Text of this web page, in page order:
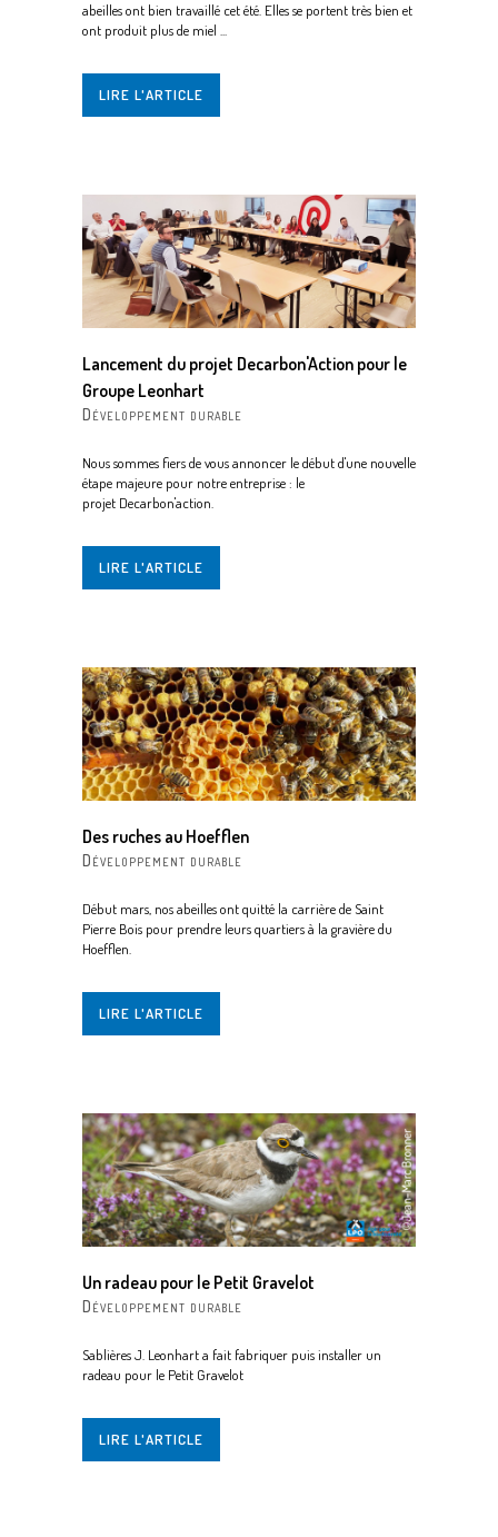
abeilles ont bien travaillé cet été. Elles se portent très bien et
ont produit plus de miel ...
LIRE L'ARTICLE
Lancement du projet Decarbon'Action pour le
Groupe Leonhart
Développement durable
Nous sommes fiers de vous annoncer le début d'une nouvelle
étape majeure pour notre entreprise : le
projet Decarbon'action.
LIRE L'ARTICLE
Des ruches au Hoefflen
Développement durable
Début mars, nos abeilles ont quitté la carrière de Saint
Pierre Bois pour prendre leurs quartiers à la gravière du
Hoefflen.
LIRE L'ARTICLE
Un radeau pour le Petit Gravelot
Développement durable
Sablières J. Leonhart a fait fabriquer puis installer un
radeau pour le Petit Gravelot
LIRE L'ARTICLE